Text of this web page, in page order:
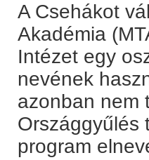
A Csehákot
Akadémia
Intézet egy
nevének
azonban nem
Országgyűlés
program